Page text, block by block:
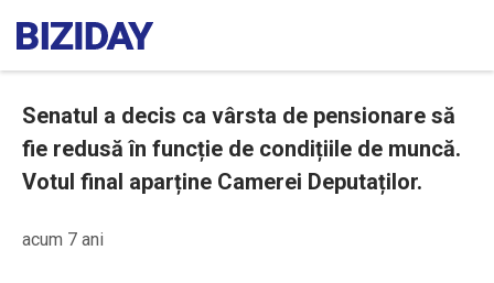
Senatul a decis ca vârsta de pensionare să
fie redusă în funcție de condițiile de muncă.
Votul final aparține Camerei Deputaților.
acum 7 ani